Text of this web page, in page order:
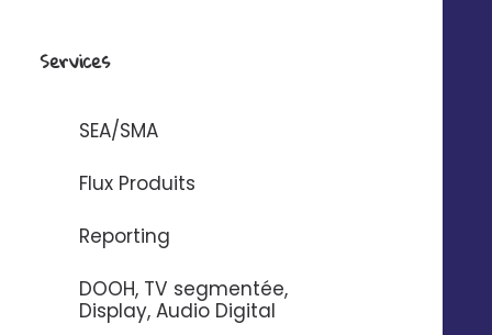
Services
SEA/SMA
Flux Produits
Reporting
DOOH, TV segmentée,
Display, Audio Digital